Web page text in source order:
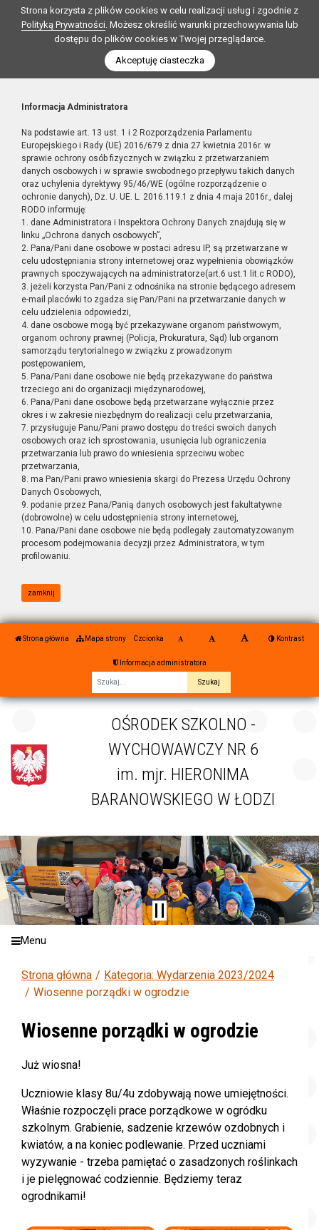
Strona korzysta z plików cookies w celu realizacji usług i zgodnie z
Polityką Prywatności. Możesz określić warunki przechowywania lub
dostępu do plików cookies w Twojej przeglądarce.
Akceptuję ciasteczka
Informacja Administratora
Na podstawie art. 13 ust. 1 i 2 Rozporządzenia Parlamentu
Europejskiego i Rady (UE) 2016/679 z dnia 27 kwietnia 2016r. w
sprawie ochrony osób fizycznych w związku z przetwarzaniem
danych osobowych i w sprawie swobodnego przepływu takich danych
oraz uchylenia dyrektywy 95/46/WE (ogólne rozporządzenie o
ochronie danych), Dz. U. UE. L. 2016.119.1 z dnia 4 maja 2016r., dalej
RODO informuję:
1. dane Administratora i Inspektora Ochrony Danych znajdują się w
linku „Ochrona danych osobowych”,
2. Pana/Pani dane osobowe w postaci adresu IP, są przetwarzane w
celu udostępniania strony internetowej oraz wypełnienia obowiązków
prawnych spoczywających na administratorze(art.6 ust.1 lit.c RODO),
3. jeżeli korzysta Pan/Pani z odnośnika na stronie będącego adresem
e-mail placówki to zgadza się Pan/Pani na przetwarzanie danych w
celu udzielenia odpowiedzi,
4. dane osobowe mogą być przekazywane organom państwowym,
organom ochrony prawnej (Policja, Prokuratura, Sąd) lub organom
samorządu terytorialnego w związku z prowadzonym
postępowaniem,
5. Pana/Pani dane osobowe nie będą przekazywane do państwa
trzeciego ani do organizacji międzynarodowej,
6. Pana/Pani dane osobowe będą przetwarzane wyłącznie przez
okres i w zakresie niezbędnym do realizacji celu przetwarzania,
7. przysługuje Panu/Pani prawo dostępu do treści swoich danych
osobowych oraz ich sprostowania, usunięcia lub ograniczenia
przetwarzania lub prawo do wniesienia sprzeciwu wobec
przetwarzania,
8. ma Pan/Pani prawo wniesienia skargi do Prezesa Urzędu Ochrony
Danych Osobowych,
9. podanie przez Pana/Panią danych osobowych jest fakultatywne
(dobrowolne) w celu udostępnienia strony internetowej,
10. Pana/Pani dane osobowe nie będą podlegały zautomatyzowanym
procesom podejmowania decyzji przez Administratora, w tym
profilowaniu.
zamknij
Strona główna Mapa strony Czcionka Kontrast
Informacja administratora
OŚRODEK SZKOLNO -
WYCHOWAWCZY NR 6
im. mjr. HIERONIMA
BARANOWSKIEGO W ŁODZI
Menu
Strona główna
Kategoria: Wydarzenia 2023/2024
Wiosenne porządki w ogrodzie
Wiosenne porządki w ogrodzie
Już wiosna!
Uczniowie klasy 8u/4u zdobywają nowe umiejętności.
Właśnie rozpoczęli prace porządkowe w ogródku
szkolnym. Grabienie, sadzenie krzewów ozdobnych i
kwiatów, a na koniec podlewanie. Przed uczniami
wyzywanie - trzeba pamiętać o zasadzonych roślinkach
i je pielęgnować codziennie. Będziemy teraz
ogrodnikami!